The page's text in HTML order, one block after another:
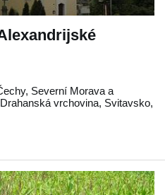
, Severní Morava a
Drahanská vrchovina, Svitavsko,